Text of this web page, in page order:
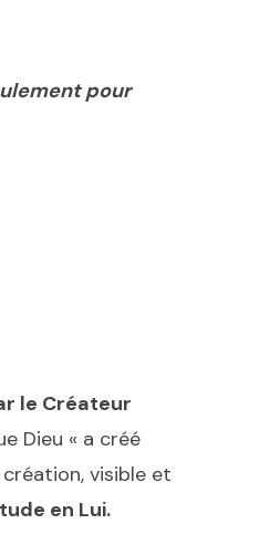
pour
le Créateur
Dieu « a créé
visible et
en Lui.